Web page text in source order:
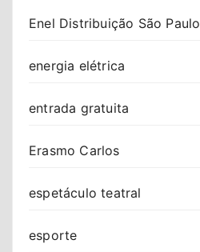
Enel Distribuição São Paulo
energia elétrica
entrada gratuita
Erasmo Carlos
espetáculo teatral
esporte